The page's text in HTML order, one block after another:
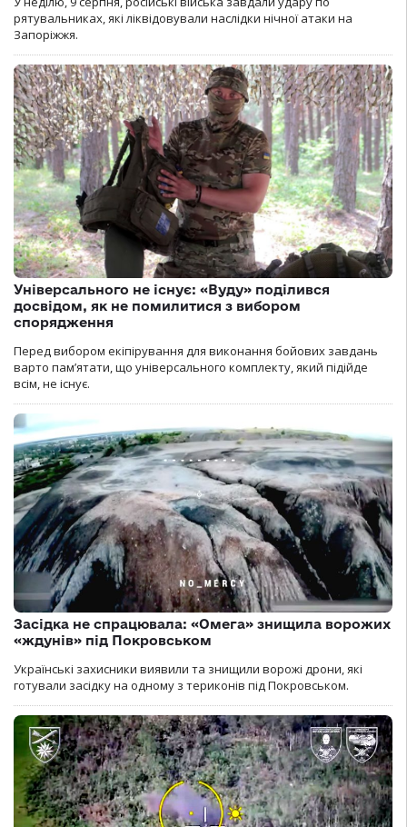
рятувальниках, які ліквідовували наслідки нічної атаки на
Запоріжжя.
Універсального не існує: «Вуду» поділився
досвідом, як не помилитися з вибором
спорядження
Перед вибором екіпірування для виконання бойових завдань
варто пам’ятати, що універсального комплекту, який підійде
всім, не існує.
Засідка не спрацювала: «Омега» знищила ворожих
«ждунів» під Покровськом
Українські захисники виявили та знищили ворожі дрони, які
готували засідку на одному з териконів під Покровськом.